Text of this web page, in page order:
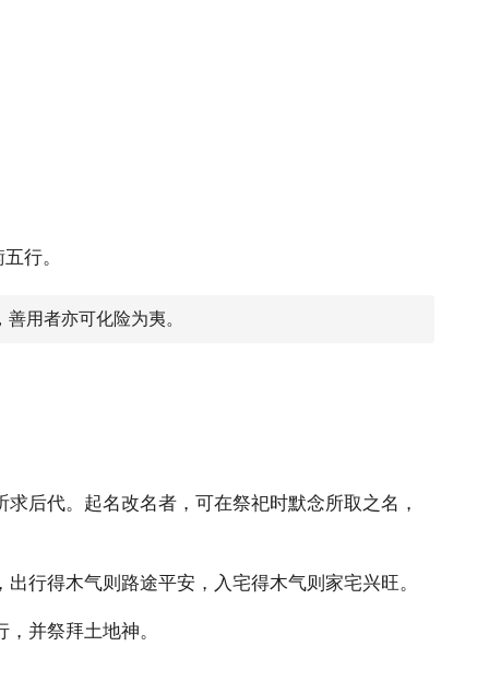
行。
用者亦可化险为夷。
后代。起名改名者，可在祭祀时默念所取之名，
行得木气则路途平安，入宅得木气则家宅兴旺。
并祭拜土地神。